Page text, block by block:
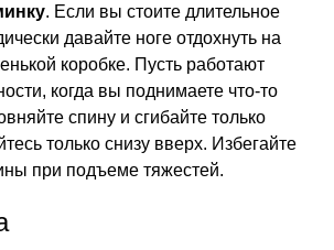
. Если вы стоите длительное
давайте ноге отдохнуть на
коробке. Пусть работают
когда вы поднимаете что-то
спину и сгибайте только
только снизу вверх. Избегайте
при подъеме тяжестей.